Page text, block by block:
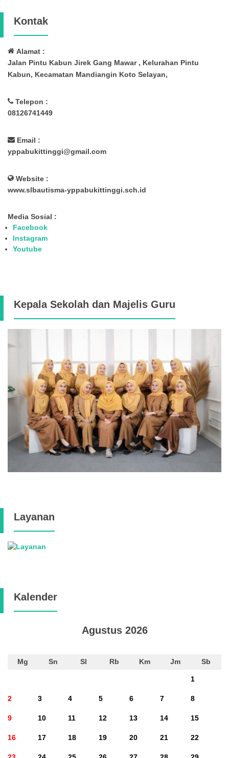
Kontak
Alamat :
Jalan Pintu Kabun Jirek Gang Mawar , Kelurahan Pintu
Kabun, Kecamatan Mandiangin Koto Selayan,
Telepon :
08126741449
Email :
yppabukittinggi@gmail.com
Website :
www.slbautisma-yppabukittinggi.sch.id
Media Sosial :
Facebook
Instagram
Youtube
Kepala Sekolah dan Majelis Guru
Layanan
Kalender
Agustus 2026
Mg Sn Sl Rb Km Jm Sb
1
2 3 4 5 6 7 8
9 10 11 12 13 14 15
16 17 18 19 20 21 22